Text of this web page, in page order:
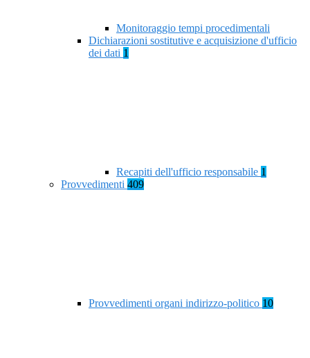
Monitoraggio tempi procedimentali
Dichiarazioni sostitutive e acquisizione d'ufficio
dei dati 1
Recapiti dell'ufficio responsabile 1
Provvedimenti 409
Provvedimenti organi indirizzo-politico 10